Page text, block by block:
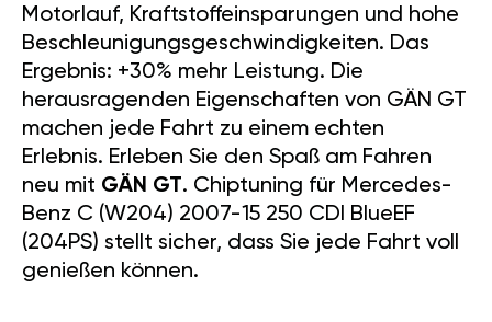
Motorlauf, Kraftstoffeinsparungen und hohe
Beschleunigungsgeschwindigkeiten. Das
Ergebnis: +30% mehr Leistung. Die
herausragenden Eigenschaften von GÄN GT
machen jede Fahrt zu einem echten
Erlebnis. Erleben Sie den Spaß am Fahren
neu mit GÄN GT. Chiptuning für Mercedes-
Benz C (W204) 2007-15 250 CDI BlueEF
(204PS) stellt sicher, dass Sie jede Fahrt voll
genießen können.